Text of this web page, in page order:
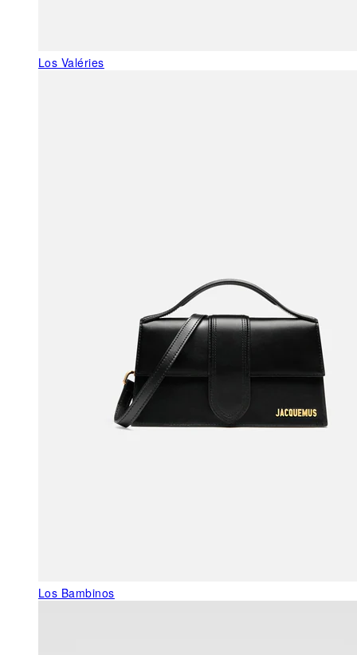
Los Valéries
Los Bambinos